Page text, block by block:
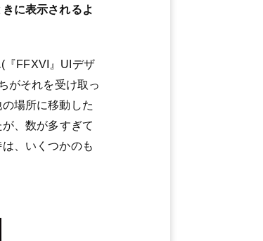
に表示されるよ
『FFXVI』UIデザ
がそれを受け取っ
場所に移動した
、数が多すぎて
、いくつかのも